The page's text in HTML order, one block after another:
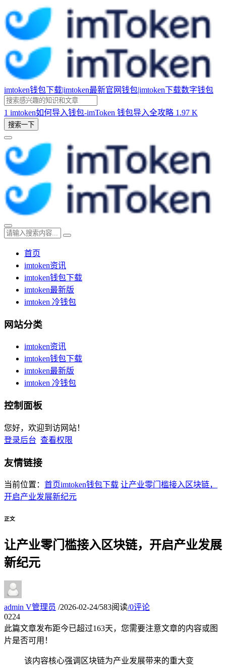
imtoken钱包下载|imtoken最新官网钱包|imtoken下载数字钱包
1 imtoken如何导入钱包-imToken 钱包导入全攻略 1.97 K
搜索一下
首页
imtoken资讯
imtoken钱包下载
imtoken最新版
imtoken 冷钱包
网站分类
imtoken资讯
imtoken钱包下载
imtoken最新版
imtoken 冷钱包
控制面板
您好，欢迎到访网站！
登录后台 查看权限
友情链接
当前位置： 首页imtoken钱包下载 让产业零门槛接入区块链，
开启产业发展新纪元
正文
让产业零门槛接入区块链，开启产业发展
新纪元
admin V管理员 /2026-02-24/583阅读/0评论
0224
此篇文章发布距今已超过163天，您需要注意文章的内容或图
片是否可用！
该内容核心强调区块链为产业发展带来的重大变